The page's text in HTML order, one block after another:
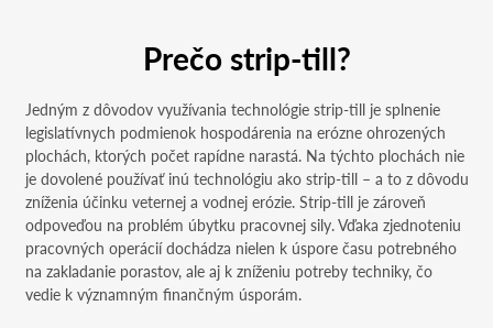
Prečo strip-till?
Jedným z dôvodov využívania technológie strip-till je splnenie
legislatívnych podmienok hospodárenia na erózne ohrozených
plochách, ktorých počet rapídne narastá. Na týchto plochách nie
je dovolené používať inú technológiu ako strip-till – a to z dôvodu
zníženia účinku veternej a vodnej erózie. Strip-till je zároveň
odpoveďou na problém úbytku pracovnej sily. Vďaka zjednoteniu
pracovných operácií dochádza nielen k úspore času potrebného
na zakladanie porastov, ale aj k zníženiu potreby techniky, čo
vedie k významným finančným úsporám.